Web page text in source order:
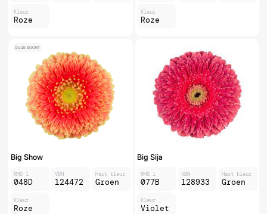
Kleur
Roze
Kleur
Roze
Big Show
RHS 1
048D
VBN
124472
Hart kleur
Groen
Kleur
Roze
OUDE SOORT
Big Sija
RHS 1
077B
VBN
128933
Hart kleur
Groen
Kleur
Violet